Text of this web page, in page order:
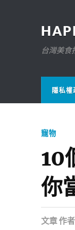
台灣美
隱私權
寵物
10
你
文章作